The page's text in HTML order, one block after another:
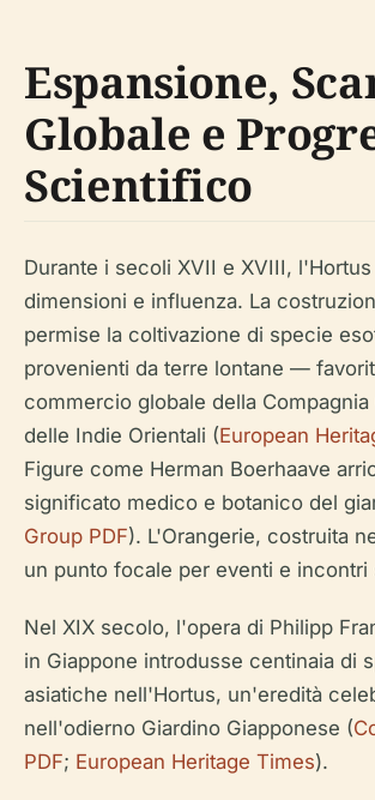
Espansione,
Globale e
Scientifico
Durante i secoli XVII e XVIII,
dimensioni e influenza. La
permise la coltivazione di specie
provenienti da terre lontane —
commercio globale della Compagnia
delle Indie Orientali (European
Figure come Herman Boerhaave
significato medico e botanico del
Group PDF). L'Orangerie, costruita
un punto focale per eventi e
Nel XIX secolo, l'opera di Philipp
in Giappone introdusse centinaia di
asiatiche nell'Hortus, un'eredità
nell'odierno Giardino Giapponese (
PDF; European Heritage Times).